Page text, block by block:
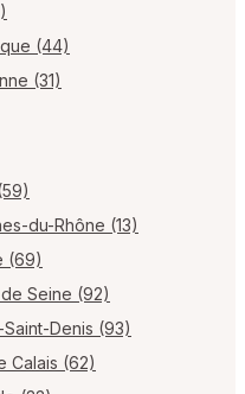
(44)
(31)
du-Rhône (13)
(69)
Seine (92)
Denis (93)
Calais (62)